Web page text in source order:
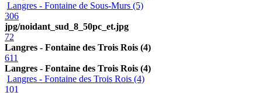
Langres - Fontaine de Sous-Murs (5)
306
jpg/noidant_sud_8_50pc_et.jpg
72
Langres - Fontaine des Trois Rois (4)
611
Langres - Fontaine des Trois Rois (4)
Langres - Fontaine des Trois Rois (4)
101